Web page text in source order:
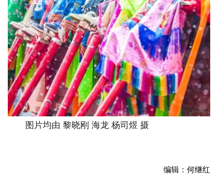
图片均由 黎晓刚 海龙 杨司煜 摄
编辑：何继红